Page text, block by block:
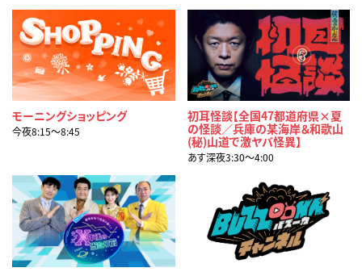
モーニングショッピング
今夜8:15〜8:45
初耳怪談【全国47都道府県×夏
の怪談／兵庫の某海岸＆和歌山
(秘)山道で激ヤバ怪異】
あす深夜3:30〜4:00